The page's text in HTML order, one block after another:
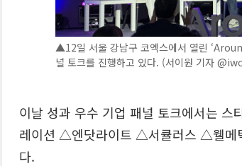
▲12일 서울 강남구 코엑스에서 열린
널 토크를 진행하고 있다. (서이원 기자
이날 성과 우수 기업 패널 토크에서는
레이션 △엔닷라이트 △서큘러스 △웰메
다.